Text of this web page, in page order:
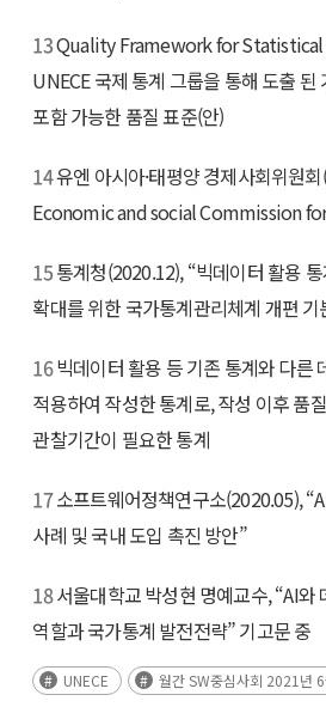
13Quality Framework for Statistical
UNECE 국제 통계 그룹을 통해 도출
포함 가능한 품질 표준(안)
14유엔 아시아·태평양 경제사회위원
Economic and social Commission
15통계청(2020.12), “빅데이터 활용
확대를 위한 국가통계관리체계 개편 기
16빅데이터 활용 등 기존 통계와 다른
적용하여 작성한 통계로, 작성 이후 품
관찰기간이 필요한 통계
17소프트웨어정책연구소(2020.05),
사례 및 국내 도입 촉진 방안”
18서울대학교 박성현 명예교수, “AI와
역할과 국가통계 발전전략” 기고문 중
UNECE 월간 SW중심사회 2021년